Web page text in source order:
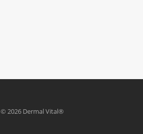
© 2026 Dermal Vital®